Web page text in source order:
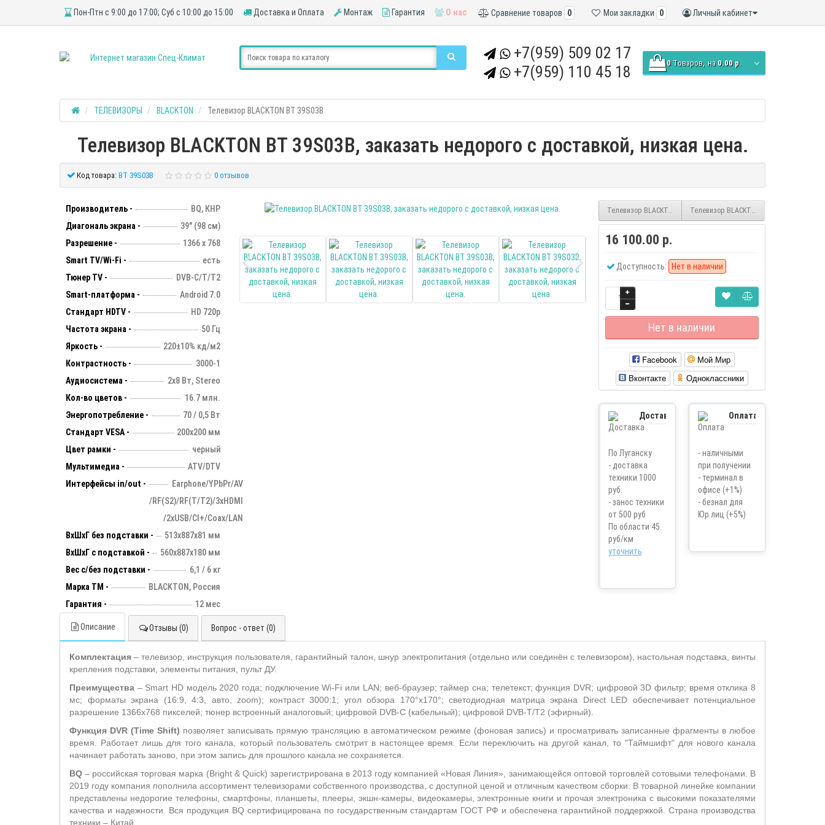
Пон-Птн с 9:00 до 17:00; Суб с 10:00 до 15:00 Доставка и Оплата Монтаж Гарантия О нас Личный кабинет
Мои закладки 0
Сравнение товаров 0
+7(959) 509 02 17
+7(959) 110 45 18
0 Tоваров, на 0.00 р.
ТЕЛЕВИЗОРЫ BLACKTON Телевизор BLACKTON BT 39S03B
Телевизор BLACKTON BT 39S03B, заказать недорого с доставкой, низкая цена.
Код товара: BT 39S03B 0 отзывов
Производитель -
BQ, КНР
Диагональ экрана -
39" (98 см)
Разрешение -
1366 х 768
Smart TV/Wi-Fi -
есть
Тюнер TV -
DVB-C/T/T2
Smart-платформа -
Android 7.0
Стандарт HDTV -
HD 720p
Частота экрана -
50 Гц
Яркость -
220±10% кд/м2
Контрастность -
3000-1
Аудиосистема -
2х8 Вт, Stereo
Кол-во цветов -
16.7 млн.
Энергопотребление -
70 / 0,5 Вт
Стандарт VESA -
200х200 мм
Цвет рамки -
черный
Мультимедиа -
ATV/DTV
Интерфейсы in/out -
Earphone/YPbPr/AV
/RF(S2)/RF(T/T2)/3xHDMI
/2xUSB/CI+/Coax/LAN
ВхШхГ без подставки -
513х887х81 мм
ВхШхГ с подставкой -
560x887x180 мм
Вес с/без подставки -
6,1 / 6 кг
Марка ТМ -
BLACKTON, Россия
Гарантия -
12 мес
Телевизор BLACKTON BT 24FS32B smart HD (Android)
Телевизор BLACKTON BT 2401B black HD
16 100.00 р.
Доступность: Нет в наличии
Нет в наличии
Facebook
Мой Мир
Вконтакте
Одноклассники
Доставка
По Луганску
- доставка
техники 1000
руб.
- занос техники
от 500 руб
По области 45
руб/км
уточнить
Оплата
- наличными
при получении
- терминал в
офисе (+1%)
- безнал для
Юр.лиц (+5%)
Описание Отзывы (0) Вопрос - ответ (0)
Комплектация– телевизор, инструкция пользователя, гарантийный талон, шнур электропитания (отдельно или соединён с телевизором), настольная подставка, винты
крепления подставки, элементы питания, пульт ДУ.
Преимущества – Smart HD модель 2020 года; подключение Wi-Fi или LAN; веб-браузер; таймер сна; телетекст; функция DVR; цифровой 3D фильтр; время отклика 8
мс; форматы экрана (16:9, 4:3, авто, zoom); контраст 3000:1; угол обзора 170°х170°; светодиодная матрица экрана Direct LED обеспечивает потенциальное
разрешение 1366x768 пикселей; тюнер встроенный аналоговый; цифровой DVB-C (кабельный); цифровой DVB-T/T2 (эфирный).
Функция DVR (Time Shift) позволяет записывать прямую трансляцию в автоматическом режиме (фоновая запись) и просматривать записанные фрагменты в любое
время. Работает лишь для того канала, который пользователь смотрит в настоящее время. Если переключить на другой канал, то "Таймшифт" для нового канала
начинает работать заново, при этом запись для прошлого канала не сохраняется.
BQ – российская торговая марка (Bright & Quick) зарегистрирована в 2013 году компанией «Новая Линия», занимающейся оптовой торговлей сотовыми телефонами. В
2019 году компания пополнила ассортимент телевизорами собственного производства, с доступной ценой и отличным качеством сборки. В товарной линейке компании
представлены недорогие телефоны, смартфоны, планшеты, плееры, экшн-камеры, видеокамеры, электронные книги и прочая электроника с высокими показателями
качества и надежности. Вся продукция BQ сертифицирована по государственным стандартам ГОСТ РФ и обеспечена гарантийной поддержкой. Страна производства
техники – Китай.